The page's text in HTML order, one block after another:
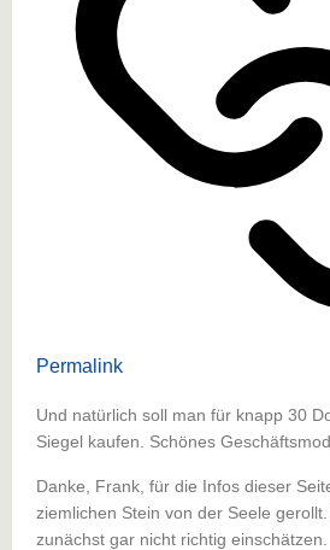
Permalink
Und natürlich soll man für knapp 30
Siegel kaufen. Schönes
Danke, Frank, für die Infos dieser
ziemlichen Stein von der Seele
zunächst gar nicht richtig einschätzen.